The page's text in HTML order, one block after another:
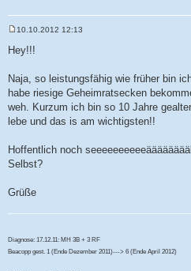
i
a
g
10.10.2012 12:13
Hey!!!
Naja, so leistungsfähig wie früher bin
habe riesige Geheimratsecken
weh. Kurzum ich bin so 10 Jahre
lebe und das is am wichtigsten!!
Hoffentlich noch
Selbst?
Grüße
Diagnose: 17.12.11: MH 3B + 3 RF
Beacopp gest. 1 (Ende Dezember 2011)---> 6 (Ende April 2012)